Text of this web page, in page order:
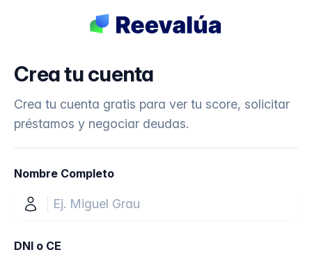
Crea tu cuenta
Crea tu cuenta gratis para ver tu score, solicitar
préstamos y negociar deudas.
Nombre Completo
DNI o CE